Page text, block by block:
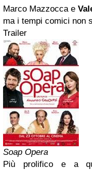
Marco Mazzocca e
ma i tempi comici non
Trailer
Soap Opera
Più prolifico e a